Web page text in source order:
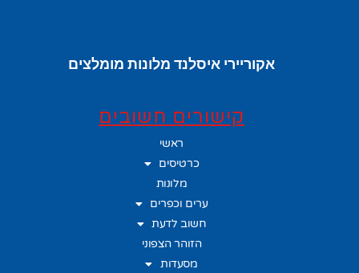
אקוריירי איסלנד מלונות מומלצים
קישורים חשובים
ראשי
כרטיסים
מלונות
ערים וכפרים
חשוב לדעת
הזוהר הצפוני
מסעדות